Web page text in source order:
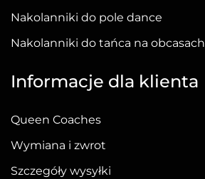
Nakolanniki do pole dance
Nakolanniki do tańca na obcasach
Informacje dla klienta
Queen Coaches
Wymiana i zwrot
Szczegóły wysyłki